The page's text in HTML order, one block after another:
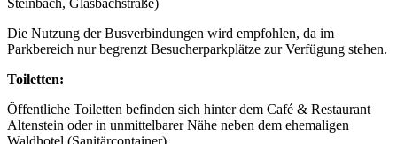
Steinbach, Glasbachstraße)
Die Nutzung der Busverbindungen wird empfohlen, da im
Parkbereich nur begrenzt Besucherparkplätze zur Verfügung stehen.
Toiletten:
Öffentliche Toiletten befinden sich hinter dem Café & Restaurant
Altenstein oder in unmittelbarer Nähe neben dem ehemaligen